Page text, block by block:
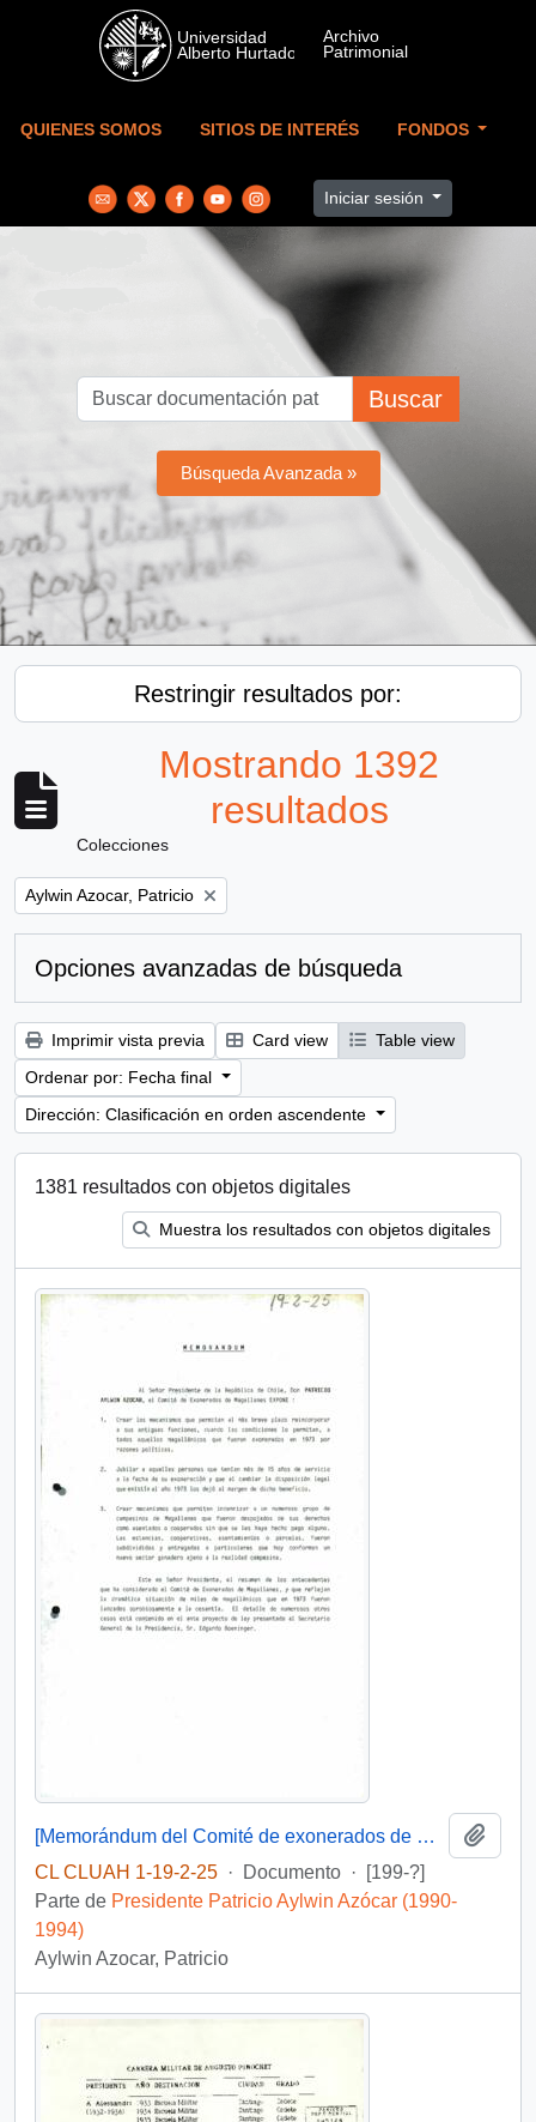
Skip to main content
QUIENES SOMOS SITIOS DE INTERÉS FONDOS
Iniciar sesión
Buscar
Búsqueda Avanzada »
Restringir resultados por:
Mostrando 1392
resultados
Colecciones
Remove filter:
Aylwin Azocar, Patricio
Opciones avanzadas de búsqueda
Imprimir vista previa Card view
Table view
Ordenar por: Fecha final
Dirección: Clasificación en orden ascendente
1381 resultados con objetos digitales
Muestra los resultados con objetos digitales
[Memorándum del Comité de exonerados de Magallanes]
CL CLUAH 1-19-2-25 · Documento ·
[199-?]
Parte de Presidente Patricio Aylwin Azócar (1990-
1994)
Aylwin Azocar, Patricio